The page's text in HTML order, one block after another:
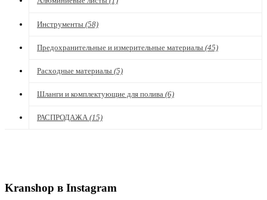
Инструменты (58)
Предохранительные и измерительные материалы (45)
Расходные материалы (5)
Шланги и комплектующие для полива (6)
РАСПРОДАЖА (15)
Kranshop в Instagram